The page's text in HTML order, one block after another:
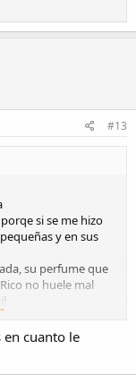
#13
si se me hizo
y en sus
su perfume que
no huele mal
que si quería
ir directo al
la boca y en el
todo el cuerpo,
en cuanto le